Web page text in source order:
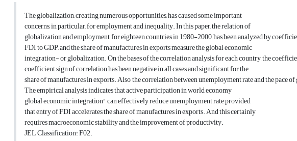
The globalization, creating numerous opportunities, has caused some important
concerns, in particular, for employment and inequality. In this paper, the relation of
globalization and employment, for eighteen countries in 1980-2000, has been analyzed by
FDI to GDP, and the share of manufactures in exports measure the global economic
integration- or globalization. On the bases of the correlation analysis for each country, the
coefficient sign of correlation has been negative in all cases and significant for the
share of manufactures in exports. Also, the correlation between unemployment rate and the pace
The empirical analysis indicates that active participation in world economy
global economic integration" can effectively reduce unemployment rate provided
that entry of FDI accelerates the share of manufactures in exports. And this certainly
requires macroeconomic stability and the improvement of productivity.
JEL Classification: F02.